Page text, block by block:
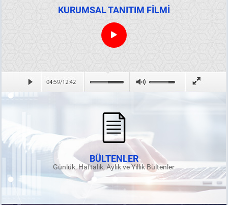
KURUMSAL TANITIM FİLMİ
BÜLTENLER
Günlük, Haftalık, Aylık ve Yıllık Bültenler